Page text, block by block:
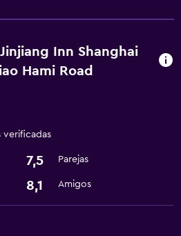
disponibles
Inn Shanghai
Hami Road
verificadas
7,5 Parejas
8,1 Amigos